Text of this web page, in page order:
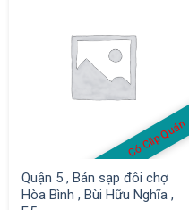
Có Clip Quán
Quận 5 , Bán sạp đôi chợ
Hòa Bình , Bùi Hữu Nghĩa ,